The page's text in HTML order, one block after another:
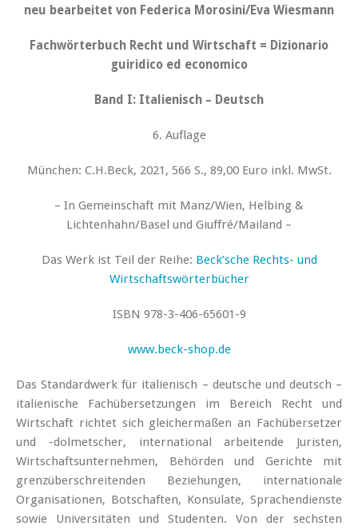
neu bearbeitet von Federica Morosini/Eva Wiesmann
Fachwörterbuch Recht und Wirtschaft = Dizionario
guiridico ed economico
Band I: Italienisch – Deutsch
6. Auflage
München: C.H.Beck, 2021, 566 S., 89,00 Euro inkl. MwSt.
– In Gemeinschaft mit Manz/Wien, Helbing &
Lichtenhahn/Basel und Giuffré/Mailand –
Das Werk ist Teil der Reihe: Beck’sche Rechts- und
Wirtschaftswörterbücher
ISBN 978-3-406-65601-9
www.beck-shop.de
Das Standardwerk für italienisch – deutsche und deutsch –
italienische Fachübersetzungen im Bereich Recht und
Wirtschaft richtet sich gleichermaßen an Fachübersetzer
und -dolmetscher, international arbeitende Juristen,
Wirtschaftsunternehmen, Behörden und Gerichte mit
grenzüberschreitenden Beziehungen, internationale
Organisationen, Botschaften, Konsulate, Sprachendienste
sowie Universitäten und Studenten. Von der sechsten